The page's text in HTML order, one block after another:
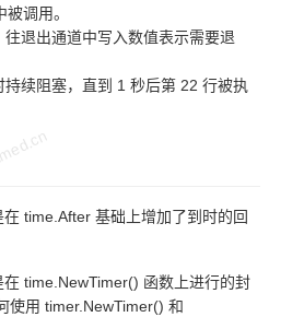
调用。
退出通道中写入数值表示需要退
续阻塞，直到 1 秒后第 22 行被执
time.After 基础上增加了到时的回
time.NewTimer() 函数上进行的封
使用 timer.NewTimer() 和